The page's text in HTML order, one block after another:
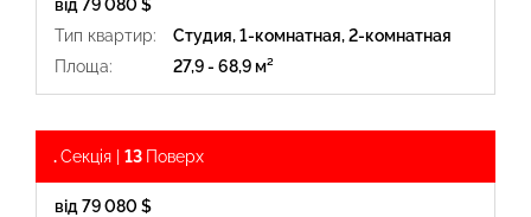
від 79 080 $
Тип квартир:
Студия, 1-комнатная, 2-комнатная
Площа:
27,9 - 68,9 м²
.Секція | 13 Поверх
від 79 080 $